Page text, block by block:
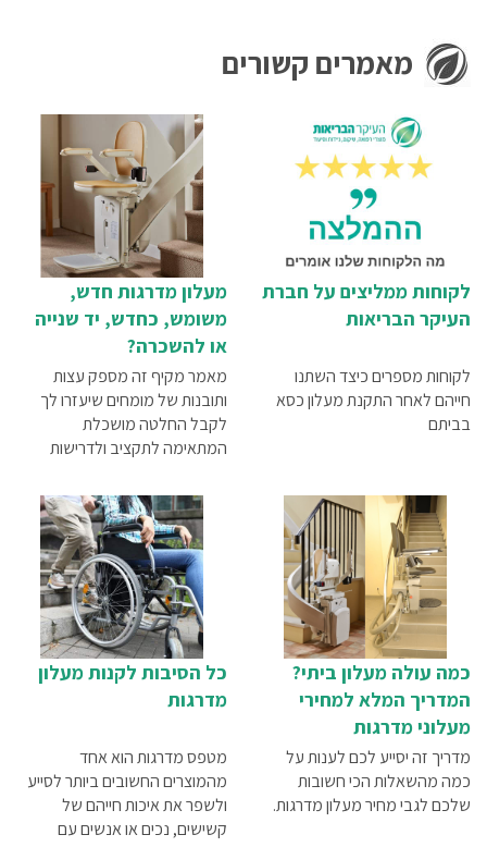
מאמרים קשורים
לקוחות ממליצים על חברת
העיקר הבריאות
לקוחות מספרים כיצד השתנו
חייהם לאחר התקנת מעלון כסא
בביתם
מעלון מדרגות חדש,
משומש, כחדש, יד שנייה
או להשכרה?
מאמר מקיף זה מספק עצות
ותובנות של מומחים שיעזרו לך
לקבל החלטה מושכלת
המתאימה לתקציב ולדרישות
כמה עולה מעלון ביתי?
המדריך המלא למחירי
מעלוני מדרגות
מדריך זה יסייע לכם לענות על
כמה מהשאלות הכי חשובות
שלכם לגבי מחיר מעלון מדרגות.
כל הסיבות לקנות מעלון
מדרגות
מטפס מדרגות הוא אחד
מהמוצרים החשובים ביותר לסייע
ולשפר את איכות חייהם של
קשישים, נכים או אנשים עם